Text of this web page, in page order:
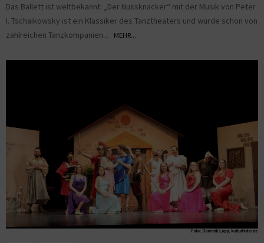
Das Ballett ist weltbekannt: „Der Nussknacker“ mit der Musik von Peter
I. Tschaikowsky ist ein Klassiker des Tanztheaters und wurde schon von
zahlreichen Tanzkompanien...
MEHR...